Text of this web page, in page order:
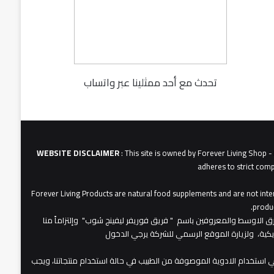
تحدث مع أحد ممثلينا عبر واتساب
WEBSITE DISCLAIMER: This site is owned by Forever Living Shop
adheres to strict
Forever Living Products are natural food supplements and are not
فوريفر لبفينج برودكتس في الشرق الاوسط والمعروفين باسم " فريق فوريفر ليفينج شوب" وإلتزاماً منا
ولزيارة الموقع الرسمي للشركة يرجي الدخول
الادوية الموصوفة من الطبيب في حالة استخدام منتجاتنا، ويجب